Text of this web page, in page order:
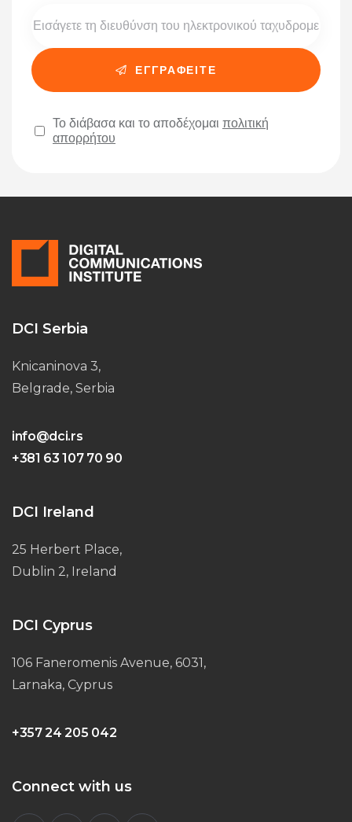
Το διάβασα και το αποδέχομαι πολιτική
απορρήτου
DCI Serbia
Knicaninova 3,
Belgrade, Serbia
info@dci.rs
+381 63 107 70 90
DCI Ireland
25 Herbert Place,
Dublin 2, Ireland
DCI Cyprus
106 Faneromenis Avenue, 6031,
Larnaka, Cyprus
+357 24 205 042
Connect with us